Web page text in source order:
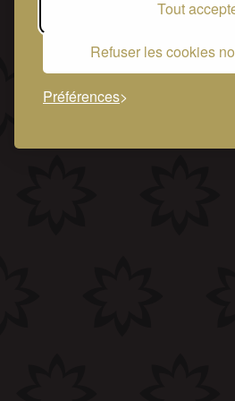
Tout
Refuser les cookies
Préférences